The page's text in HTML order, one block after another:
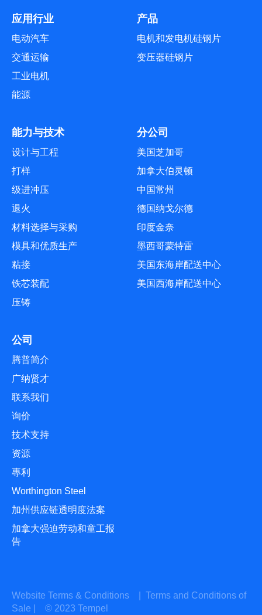
应用行业
电动汽车
交通运输
工业电机
能源
产品
电机和发电机硅钢片
变压器硅钢片
能力与技术
设计与工程
打样
级进冲压
退火
材料选择与采购
模具和优质生产
粘接
铁芯装配
压铸
分公司
美国芝加哥
加拿大伯灵顿
中国常州
德国纳戈尔德
印度金奈
墨西哥蒙特雷
美国东海岸配送中心
美国西海岸配送中心
公司
腾普简介
广纳贤才
联系我们
询价
技术支持
资源
專利
Worthington Steel
加州供应链透明度法案
加拿大强迫劳动和童工报
告
Website Terms & Conditions
Terms and Conditions of
Sale | © 2023 Tempel